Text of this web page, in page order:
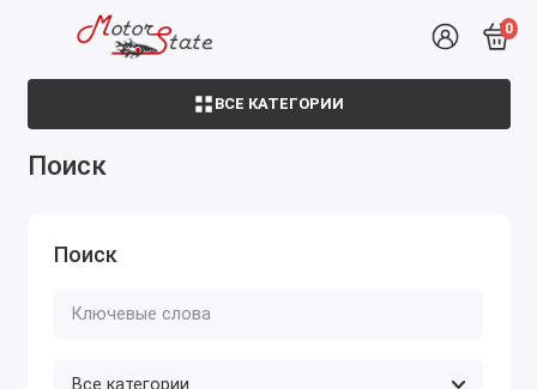
0
ВСЕ КАТЕГОРИИ
Поиск
Поиск